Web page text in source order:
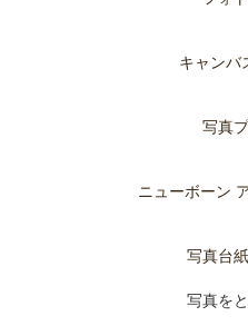
キャンバ
写真
ニューボーン
写真台
写真を